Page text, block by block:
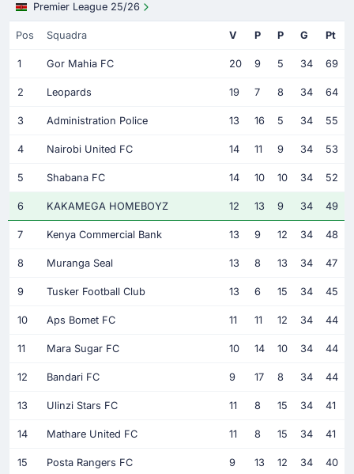
Premier League 25/26
Pos Squadra V P P G Pt
1 Gor Mahia FC 20 9 5 34 69
2 Leopards 19 7 8 34 64
3 Administration Police 13 16 5 34 55
4 Nairobi United FC 14 11 9 34 53
5 Shabana FC 14 10 10 34 52
6 KAKAMEGA HOMEBOYZ 12 13 9 34 49
7 Kenya Commercial Bank 13 9 12 34 48
8 Muranga Seal 13 8 13 34 47
9 Tusker Football Club 13 6 15 34 45
10 Aps Bomet FC 11 11 12 34 44
11 Mara Sugar FC 10 14 10 34 44
12 Bandari FC 9 17 8 34 44
13 Ulinzi Stars FC 11 8 15 34 41
14 Mathare United FC 11 8 15 34 41
15 Posta Rangers FC 9 13 12 34 40